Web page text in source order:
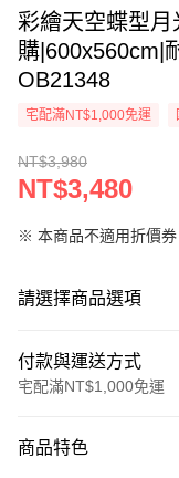
彩繪天空蝶型月
購|600x560cm|
OB21348
宅配滿NT$1,000免運
NT$3,980
NT$3,480
※ 本商品不適用折價券
請選擇商品選項
付款與運送方式
宅配滿NT$1,000免運
信用卡一次付款
商品特色